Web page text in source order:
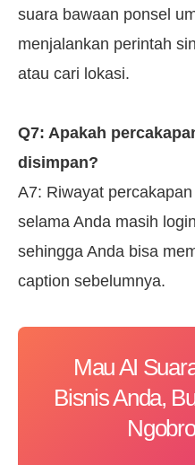
suara bawaan ponsel
menjalankan perintah
atau cari lokasi.
Q7: Apakah
disimpan?
A7: Riwayat
selama Anda masih
sehingga Anda bisa
caption sebelumnya.
Mau AI
Bisnis Anda,